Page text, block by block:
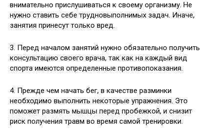
внимательно прислушиваться к своему организму. Не
нужно ставить себе трудновыполнимых задач. Иначе,
занятия принесут только вред.
3. Перед началом занятий нужно обязательно получить
консультацию своего врача, так как на каждый вид
спорта имеются определенные противопоказания.
4. Прежде чем начать бег, в качестве разминки
необходимо выполнить некоторые упражнения. Это
поможет размять мышцы перед пробежкой, и снизит
риск получения травм во время самой тренировки.